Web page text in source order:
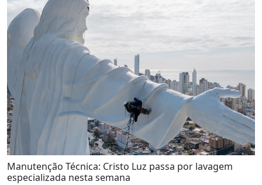
Manutenção Técnica: Cristo Luz passa por lavagem
especializada nesta semana